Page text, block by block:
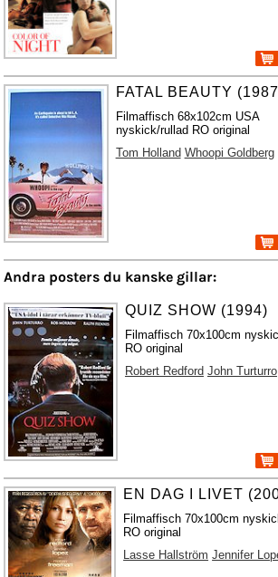
FATAL BEAUTY
Filmaffisch 68x102cm USA
nyskick/rullad RO original
Tom Holland Whoopi Goldberg
Andra posters du kanske gillar:
QUIZ SHOW (1994)
Filmaffisch 70x100cm
RO original
Robert Redford John Turturro
EN DAG I LIVET
Filmaffisch 70x100cm
RO original
Lasse Hallström Jennifer